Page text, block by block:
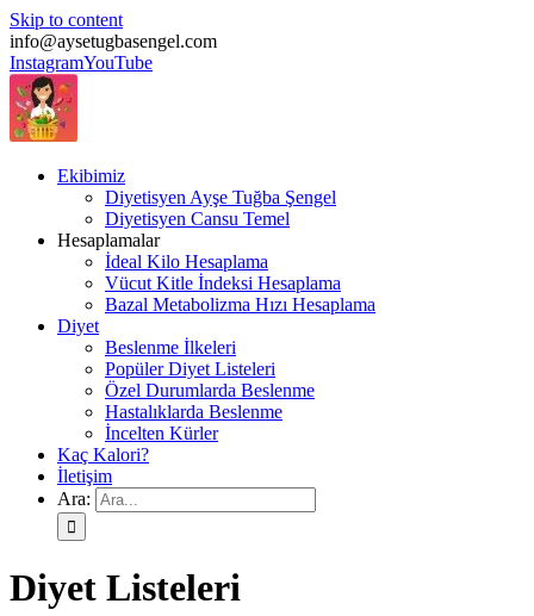
Skip to content
info@aysetugbasengel.com
InstagramYouTube
Ekibimiz
Diyetisyen Ayşe Tuğba Şengel
Diyetisyen Cansu Temel
Hesaplamalar
İdeal Kilo Hesaplama
Vücut Kitle İndeksi Hesaplama
Bazal Metabolizma Hızı Hesaplama
Diyet
Beslenme İlkeleri
Popüler Diyet Listeleri
Özel Durumlarda Beslenme
Hastalıklarda Beslenme
İncelten Kürler
Kaç Kalori?
İletişim
Ara:
Diyet Listeleri